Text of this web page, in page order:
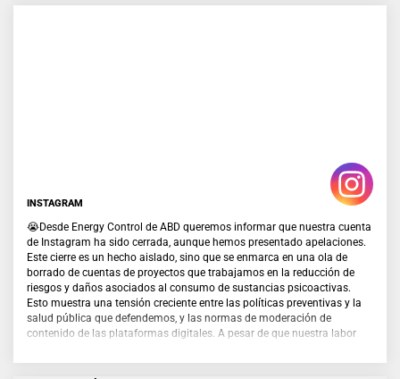
INSTAGRAM
😭Desde Energy Control de ABD queremos informar que nuestra cuenta
de Instagram ha sido cerrada, aunque hemos presentado apelaciones.
Este cierre es un hecho aislado, sino que se enmarca en una ola de
borrado de cuentas de proyectos que trabajamos en la reducción de
riesgos y daños asociados al consumo de sustancias psicoactivas.
Esto muestra una tensión creciente entre las políticas preventivas y la
salud pública que defendemos, y las normas de moderación de
contenido de las plataformas digitales. A pesar de que nuestra labor
reconocimiento de administraciones públicas, otros proyectos y la